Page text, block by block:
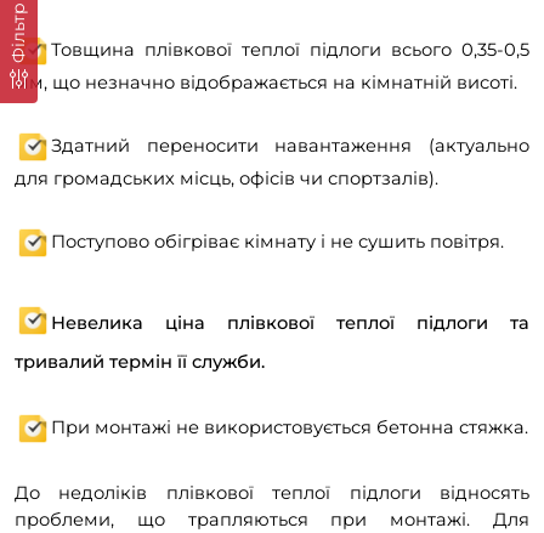
Фільтр
Товщина плівкової теплої підлоги всього 0,35-0,5
мм, що незначно відображається на кімнатній висоті.
Здатний переносити навантаження (актуально
для громадських місць, офісів чи спортзалів).
Поступово обігріває кімнату і не сушить повітря.
Невелика ціна плівкової теплої підлоги та
тривалий термін її служби.
При монтажі не використовується бетонна стяжка.
До недоліків плівкової теплої підлоги відносять
проблеми, що трапляються при монтажі. Для